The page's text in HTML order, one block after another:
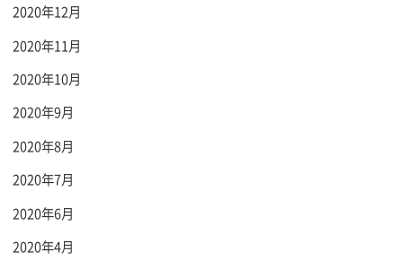
2020年12月
2020年11月
2020年10月
2020年9月
2020年8月
2020年7月
2020年6月
2020年4月